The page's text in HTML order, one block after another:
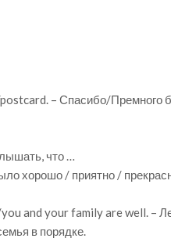
– Спасибо/Премного
что …
хорошо / приятно /
and your family are well. –
в порядке.